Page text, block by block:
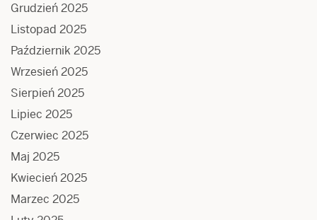
Grudzień 2025
Listopad 2025
Październik 2025
Wrzesień 2025
Sierpień 2025
Lipiec 2025
Czerwiec 2025
Maj 2025
Kwiecień 2025
Marzec 2025